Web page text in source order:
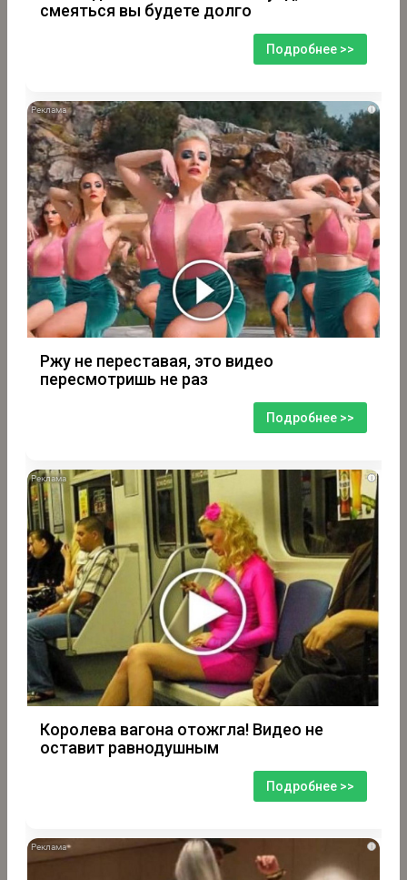
смеяться вы будете долго
Подробнее >>
i
Ржу не переставая, это видео
пересмотришь не раз
Подробнее >>
i
Королева вагона отожгла! Видео не
оставит равнодушным
Подробнее >>
i